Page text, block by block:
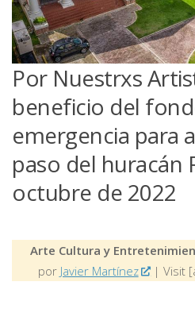
Por Nuestrxs
beneficio del
emergencia para
paso del huracán
octubre de 2022
Arte Cultura y
por Javier Martínez | Visit